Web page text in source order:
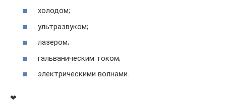
холодом;
ультразвуком;
лазером;
гальваническим током;
электрическими волнами.
❤